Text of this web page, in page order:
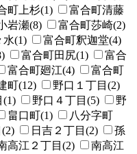
町上杉(1)
富合町清藤
岩瀬(8)
富合町莎崎(2)
水(1)
富合町釈迦堂(4)
富合町田尻(1)
富合
富合町廻江(4)
富合町
町(12)
野口１丁目(2)
(1) 野口４丁目(5)
野
畠口町(1)
八分字町
日吉２丁目(2)
孫
高江２丁目(2)
南高江